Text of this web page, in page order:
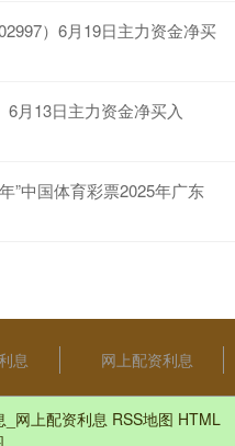
）6月19日主力资金净买
月13日主力资金净买入
”中国体育彩票2025年广东
息 网上配资利息
网上配资利息 RSS地图 HTML